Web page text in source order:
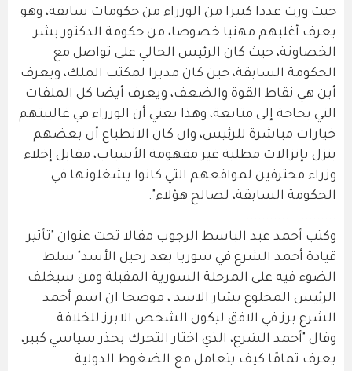
حيث ورث عددا كبيرا من الوزراء من حكومات سابقة، وهو
يعرف أغلبهم مهنيا خصوصا، من حكومة الدكتور بشر
الخصاونة، حيث كان الرئيس الحالي على تواصل مع
الحكومة السابقة، حين كان مديرا لمكتب الملك، ويعرف
أين هي نقاط القوة والضعف، ويعرف أيضا كل الملفات
التي بحاجة إلى متابعة، وهذا يعني أن الوزراء في غالبيتهم
خيارات مباشرة للرئيس، وان كان الانطباع أن بعضهم
ينزل بإنزالات مظلية غير مفهومة الأسباب، مقابل إخلاء
وزراء محترفين لمواقعهم التي كانوا يشغلونها في
الحكومة السابقة، لصالح هؤلاء".
.........................
وكتب أحمد عبد الباسط الرجوب مقالا تحت عنوان "تأثير
قيادة أحمد الشرع في سوريا بعد رحيل الأسد" سلط
الضوء فيه على المرحلة السورية المقبلة ومن سيخلف
الرئيس المخلوع بشار الاسد ، موضحا ان اسم أحمد
الشرع برز في الافق ليكون الشخص الابرز للخلافة .
وقال "أحمد الشرع، الذي اختار التحرك بحذر سياسي كبير،
يعرف تمامًا كيف يتعامل مع الضغوط الدولية